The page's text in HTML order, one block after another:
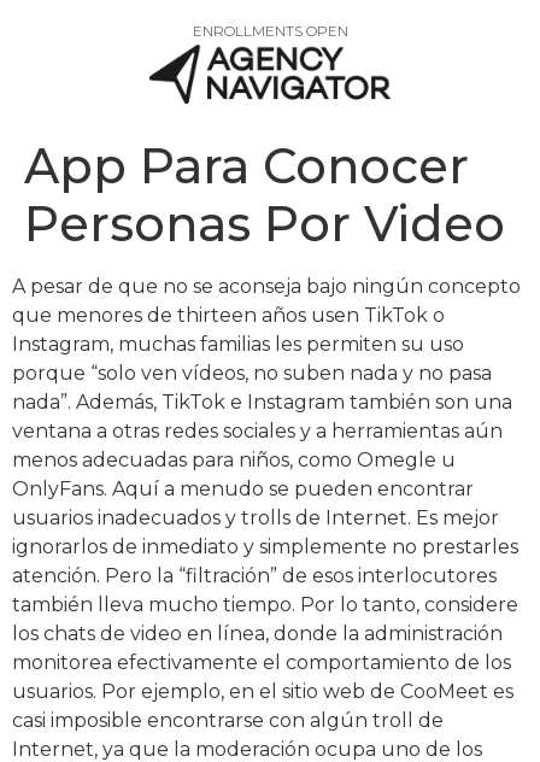
ENROLLMENTS OPEN
App Para Conocer
Personas Por Video
A pesar de que no se aconseja bajo ningún concepto
que menores de thirteen años usen TikTok o
Instagram, muchas familias les permiten su uso
porque “solo ven vídeos, no suben nada y no pasa
nada”. Además, TikTok e Instagram también son una
ventana a otras redes sociales y a herramientas aún
menos adecuadas para niños, como Omegle u
OnlyFans. Aquí a menudo se pueden encontrar
usuarios inadecuados y trolls de Internet. Es mejor
ignorarlos de inmediato y simplemente no prestarles
atención. Pero la “filtración” de esos interlocutores
también lleva mucho tiempo. Por lo tanto, considere
los chats de video en línea, donde la administración
monitorea efectivamente el comportamiento de los
usuarios. Por ejemplo, en el sitio web de CooMeet es
casi imposible encontrarse con algún troll de
Internet, ya que la moderación ocupa uno de los